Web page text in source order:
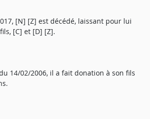
[N] [Z] est décédé, laissant pour lui
[C] et [D] [Z].
14/02/2006, il a fait donation à son fils